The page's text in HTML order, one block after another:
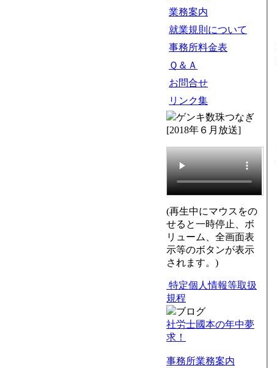
業務案内
就業規則について
事務所料金表
Ｑ＆Ａ
お問合せ
リンク集
ゲンキ数珠つなぎ
[2018年６月放送]
(再生中にマウスをの
せると一時停止、ボ
リューム、全画面表
示等のボタンが表示
されます。)
特定個人情報等取扱
規程
ブログ
社労士國本の年中夢
求！
事務所業務案内